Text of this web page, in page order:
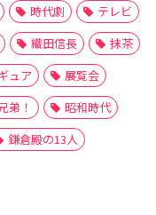
時代劇
テレビ
織田信長
抹茶
ュア
展覧会
弟！
昭和時代
鎌倉殿の13人